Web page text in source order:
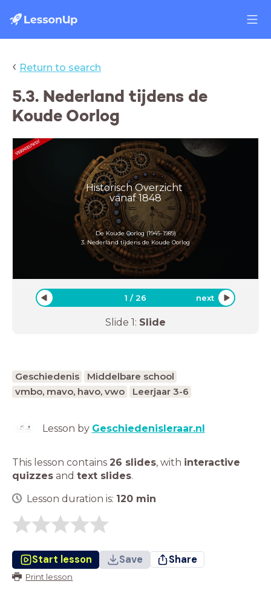
‹ Return to search
5.3. Nederland tijdens de
Koude Oorlog
Historisch Overzicht
vanaf 1848
De Koude Oorlog (1945-1989)
3. Nederland tijdens de Koude Oorlog
1 /26 next
Slide 1: Slide
Geschiedenis
Middelbare school
vmbo, mavo, havo, vwo
Leerjaar 3-6
Lesson by Geschiedenisleraar.nl
This lesson contains 26 slides, with interactive
quizzes and text slides.
Lesson duration is: 120 min
Start lesson Save Share
Print lesson